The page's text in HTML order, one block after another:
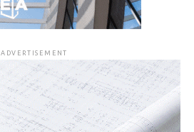
ADVERTISEMENT